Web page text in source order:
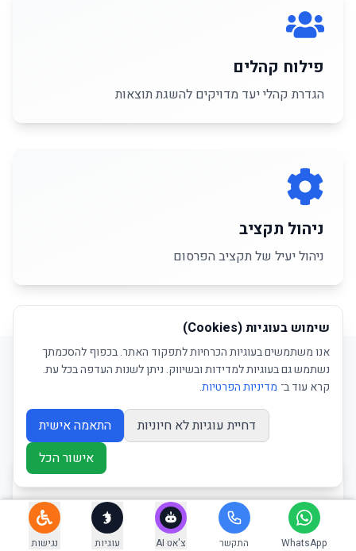
פילוח קהלים
הגדרת קהלי יעד מדויקים להשגת תוצאות
ניהול תקציב
ניהול יעיל של תקציב הפרסום
היתרונות שלנו
תוצאות מהירות ומדידות
WhatsApp התקשר צ'אט AI עוגיות נגישות
שימוש בעוגיות (Cookies)
אנו משתמשים בעוגיות הכרחיות לתפקוד האתר. בכפוף להסכמתך
נשתמש גם בעוגיות למדידות ובשיווק. ניתן לשנות העדפה בכל עת.
קרא עוד ב־ מדיניות הפרטיות.
דחיית עוגיות לא חיוניות
התאמה אישית
אישור הכל